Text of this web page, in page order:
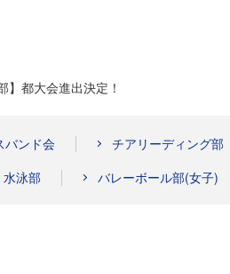
】都大会進出決定！
バンド会 チアリーディング部
水泳部 バレーボール部(女子)